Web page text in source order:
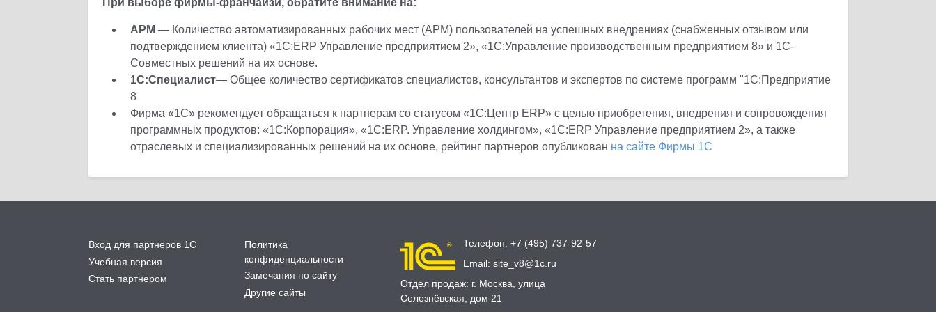
При выборе фирмы-франчайзи, обратите внимание на:
АРМ — Количество автоматизированных рабочих мест (АРМ) пользователей на успешных внедрениях (снабженных отзывом или
подтверждением клиента) «1С:ERP Управление предприятием 2», «1С:Управление производственным предприятием 8» и 1С-
Совместных решений на их основе.
1С:Специалист— Общее количество сертификатов специалистов, консультантов и экспертов по системе программ "1С:Предприятие
8
Фирма «1С» рекомендует обращаться к партнерам со статусом «1С:Центр ERP» с целью приобретения, внедрения и сопровождения
программных продуктов: «1С:Корпорация», «1С:ERP. Управление холдингом», «1С:ERP Управление предприятием 2», а также
отраслевых и специализированных решений на их основе, рейтинг партнеров опубликован на сайте Фирмы 1С
Вход для партнеров 1С
Учебная версия
Стать партнером
Политика
конфиденциальности
Замечания по сайту
Другие сайты
Телефон: +7 (495) 737-92-57
Email: site_v8@1c.ru
Отдел продаж: г. Москва улица
Селезнёвская, дом 21